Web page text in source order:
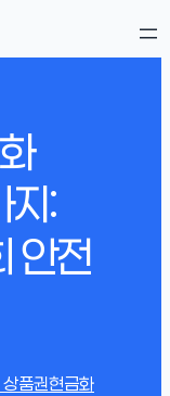
:
안전
품권현금화